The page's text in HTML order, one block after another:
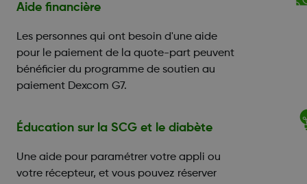
Aide financière
Les personnes qui ont besoin d'une aide
pour le paiement de la quote-part peuvent
bénéficier du programme de soutien au
paiement Dexcom G7.
Éducation sur la SCG et le diabète
Une aide pour paramétrer votre appli ou
votre récepteur, et vous pouvez réserver